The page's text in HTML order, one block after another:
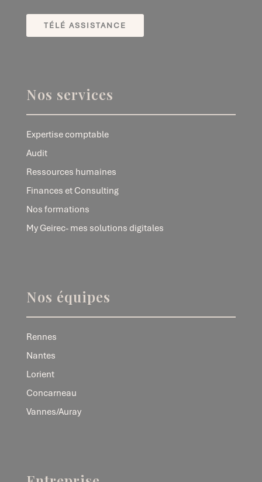
TÉLÉ ASSISTANCE
Nos services
Expertise comptable
Audit
Ressources humaines
Finances et Consulting
Nos formations
My Geirec- mes solutions digitales
Nos équipes
Rennes
Nantes
Lorient
Concarneau
Vannes/Auray